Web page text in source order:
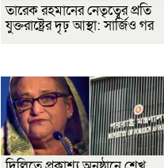
তারেক রহমানের নেতৃত্বের প্রতি
যুক্তরাষ্ট্রের দৃঢ় আস্থা: সার্জিও গর